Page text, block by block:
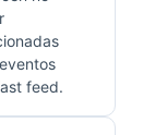
feed.